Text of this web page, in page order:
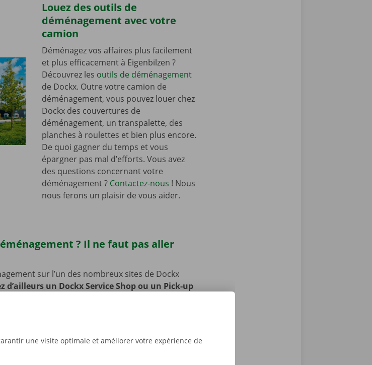
Louez des outils de
déménagement avec votre
camion
Déménagez vos affaires plus facilement
et plus efficacement à Eigenbilzen ?
Découvrez les outils de déménagement
de Dockx. Outre votre camion de
déménagement, vous pouvez louer chez
Dockx des couvertures de
déménagement, un transpalette, des
planches à roulettes et bien plus encore.
De quoi gagner du temps et vous
épargner pas mal d’efforts. Vous avez
des questions concernant votre
déménagement ? Contactez-nous ! Nous
nous ferons un plaisir de vous aider.
? Il ne faut pas aller
sur l’un des nombreux sites de Dockx
d’ailleurs un Dockx Service Shop ou un Pick-up
facilement accessible en transports publics.
de souci : nous avons prévu des places pour
une visite optimale et améliorer votre expérience de